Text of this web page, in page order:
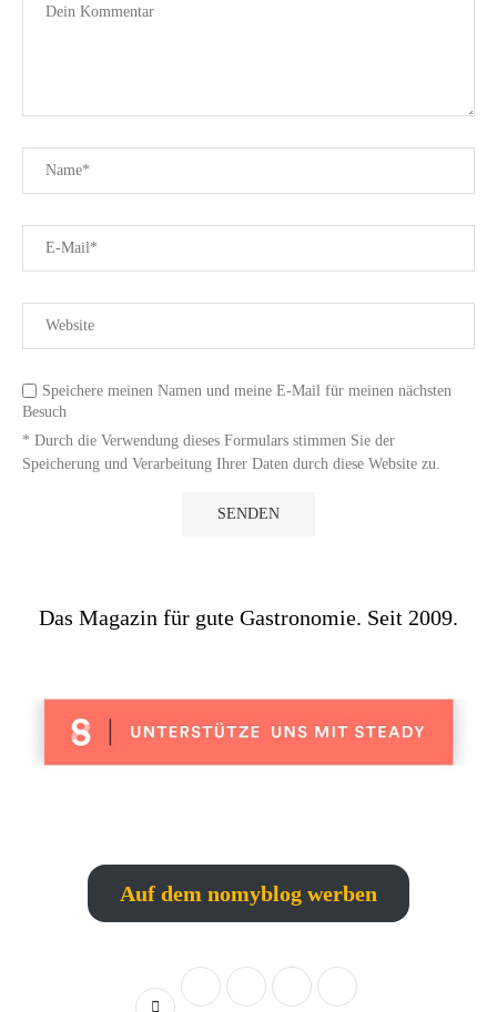
Speichere meinen Namen und meine E-Mail für meinen nächsten
Besuch
* Durch die Verwendung dieses Formulars stimmen Sie der
Speicherung und Verarbeitung Ihrer Daten durch diese Website zu.
Das Magazin für gute Gastronomie. Seit 2009.
Auf dem nomyblog werben